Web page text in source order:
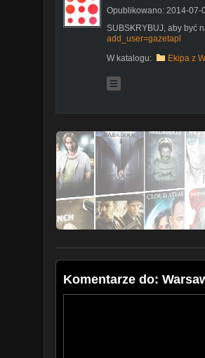
Opublikowano: 2014-07-
SUBSKRYBUJ, aby być
add_user=gazetapl
W katalogu:
Ekipa z
Komentarze do: